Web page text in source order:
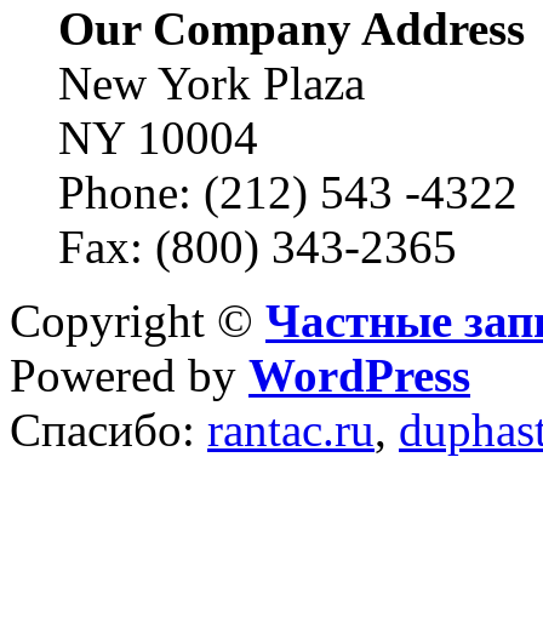
Our Company Address
New York Plaza
NY 10004
Phone: (212) 543 -4322
Fax: (800) 343-2365
Copyright © Частные
Powered by WordPress
Спасибо: rantac.ru,